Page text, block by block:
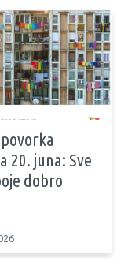
20. juna: Sve
dobro